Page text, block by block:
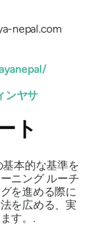
nepal.com
ンヤサ
ト
本的な基準を
ニング ルーチ
を進める際に
を広める、実
す。.